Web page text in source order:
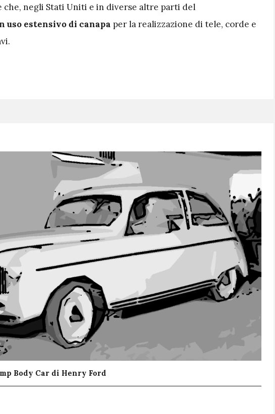
negli Stati Uniti e in diverse altre parti del
uso estensivo di canapa per la realizzazione di tele, corde e
Body Car di Henry Ford